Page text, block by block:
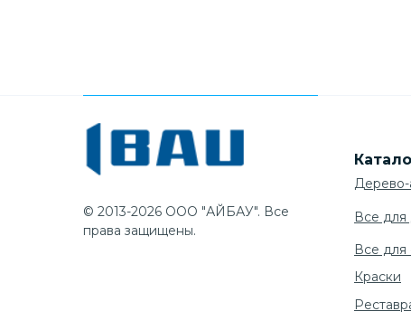
Все для
Все для
© 2013-2026 ООО "АЙБАУ". Все
права защищены.
Краски